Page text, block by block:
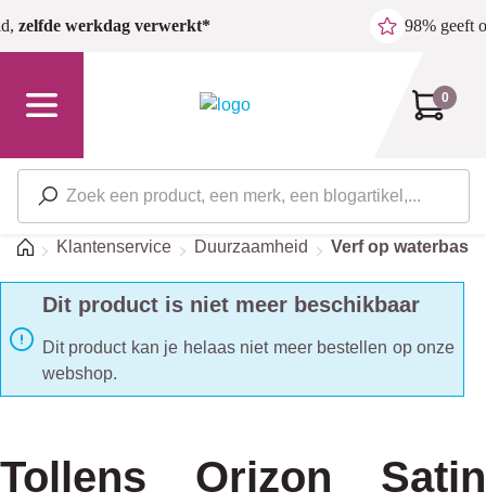
Ga naar de hoofdinhoud
zelfde werkdag verwerkt* 98% geeft
0
HomeKlantenservice Duurzaamheid Verf op waterbasis
Dit product is niet meer beschikbaar
Dit product kan je helaas niet meer bestellen op onze
webshop.
Tollens Orizon Satin